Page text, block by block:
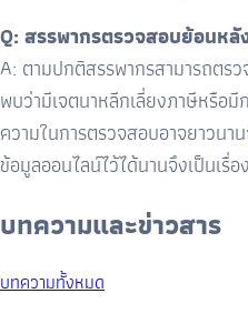
Q: สรรพากรตรวจสอบย้อนหลั
A: ตามปกติสรรพากรสามารถตร
พบว่ามีเจตนาหลีกเลี่ยงภาษีหรือ
ความในการตรวจสอบอาจยาวนา
ข้อมูลออนไลน์ไว้ได้นานจึงเป็นเรื่
บทความและข่าวสาร
บทความทั้งหมด